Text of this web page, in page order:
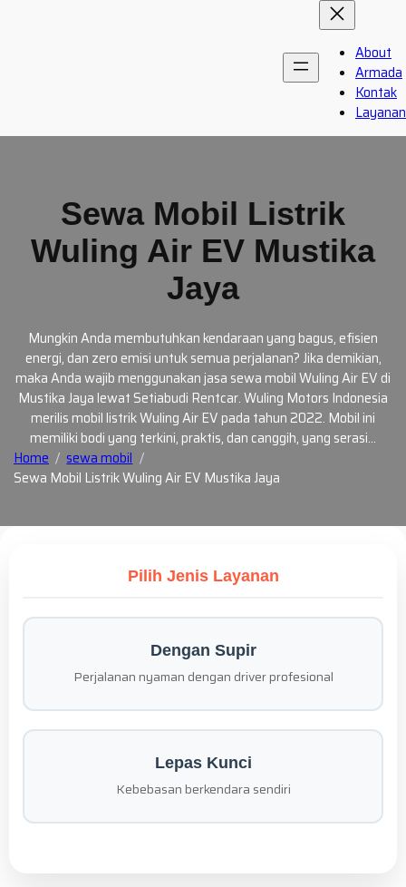
About
Armada
Kontak
Layanan
Sewa Mobil Listrik
Wuling Air EV Mustika
Jaya
Mungkin Anda membutuhkan kendaraan yang bagus, efisien
energi, dan zero emisi untuk semua perjalanan? Jika demikian,
maka Anda wajib menggunakan jasa sewa mobil Wuling Air EV di
Mustika Jaya lewat Setiabudi Rentcar. Wuling Motors Indonesia
merilis mobil listrik Wuling Air EV pada tahun 2022. Mobil ini
memiliki bodi yang terkini, praktis, dan canggih, yang serasi…
Home
sewa mobil
Sewa Mobil Listrik Wuling Air EV Mustika Jaya
Pilih Jenis Layanan
Dengan Supir
Perjalanan nyaman dengan driver profesional
Lepas Kunci
Kebebasan berkendara sendiri